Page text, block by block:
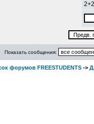
Показать сообщения:
форумов FREESTUDENTS ->